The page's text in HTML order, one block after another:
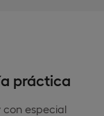
práctica
con especial